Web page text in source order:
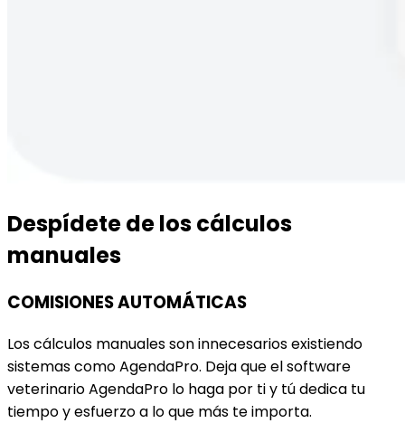
Despídete de los cálculos
manuales
COMISIONES AUTOMÁTICAS
Los cálculos manuales son innecesarios existiendo
sistemas como AgendaPro. Deja que el software
veterinario AgendaPro lo haga por ti y tú dedica tu
tiempo y esfuerzo a lo que más te importa.